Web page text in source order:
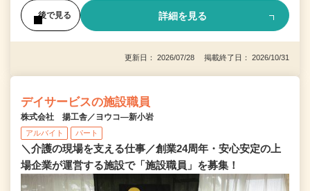
後で見る 詳細を見る
更新日： 2026/07/28 掲載終了日： 2026/10/31
デイサービスの施設職員
株式会社 揚工舎／ヨウコ―新小岩
アルバイト パート
＼介護の現場を支える仕事／創業24周年・安心安定の上
場企業が運営する施設で「施設職員」を募集！